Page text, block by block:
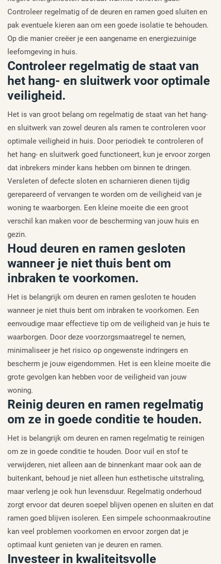
Controleer regelmatig of de deuren en ramen goed sluiten en
pak eventuele kieren aan om een goede isolatie te behouden.
Op die manier creëer je een aangename en energiezuinige
leefomgeving in huis.
Controleer regelmatig de staat van
het hang- en sluitwerk voor optimale
veiligheid.
Het is van groot belang om regelmatig de staat van het hang-
en sluitwerk van zowel deuren als ramen te controleren voor
optimale veiligheid in huis. Door periodiek te controleren of
het hang- en sluitwerk goed functioneert, kun je ervoor zorgen
dat inbrekers minder kans hebben om binnen te dringen.
Versleten of defecte sloten en scharnieren dienen tijdig
gerepareerd of vervangen te worden om de veiligheid van je
woning te waarborgen. Een kleine moeite die een groot
verschil kan maken voor de bescherming van jouw huis en
gezin.
Houd deuren en ramen gesloten
wanneer je niet thuis bent om
inbraken te voorkomen.
Het is belangrijk om deuren en ramen gesloten te houden
wanneer je niet thuis bent om inbraken te voorkomen. Een
eenvoudige maar effectieve tip om de veiligheid van je huis te
waarborgen. Door deze voorzorgsmaatregel te nemen,
minimaliseer je het risico op ongewenste indringers en
bescherm je jouw eigendommen. Het is een kleine moeite die
grote gevolgen kan hebben voor de veiligheid van jouw
woning.
Reinig deuren en ramen regelmatig
om ze in goede conditie te houden.
Het is belangrijk om deuren en ramen regelmatig te reinigen
om ze in goede conditie te houden. Door vuil en stof te
verwijderen, niet alleen aan de binnenkant maar ook aan de
buitenkant, behoud je niet alleen hun esthetische uitstraling,
maar verleng je ook hun levensduur. Regelmatig onderhoud
zorgt ervoor dat deuren soepel blijven openen en sluiten en dat
ramen goed blijven isoleren. Een simpele schoonmaakroutine
kan veel problemen voorkomen en ervoor zorgen dat je
optimaal kunt genieten van je deuren en ramen.
Investeer in kwaliteitsvolle